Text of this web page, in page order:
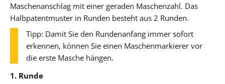
Maschenanschlag mit einer geraden Maschenzahl. Das
Halbpatentmuster in Runden besteht aus 2 Runden.
Tipp: Damit Sie den Rundenanfang immer sofort
erkennen, können Sie einen Maschenmarkierer vor
die erste Masche hängen.
1. Runde